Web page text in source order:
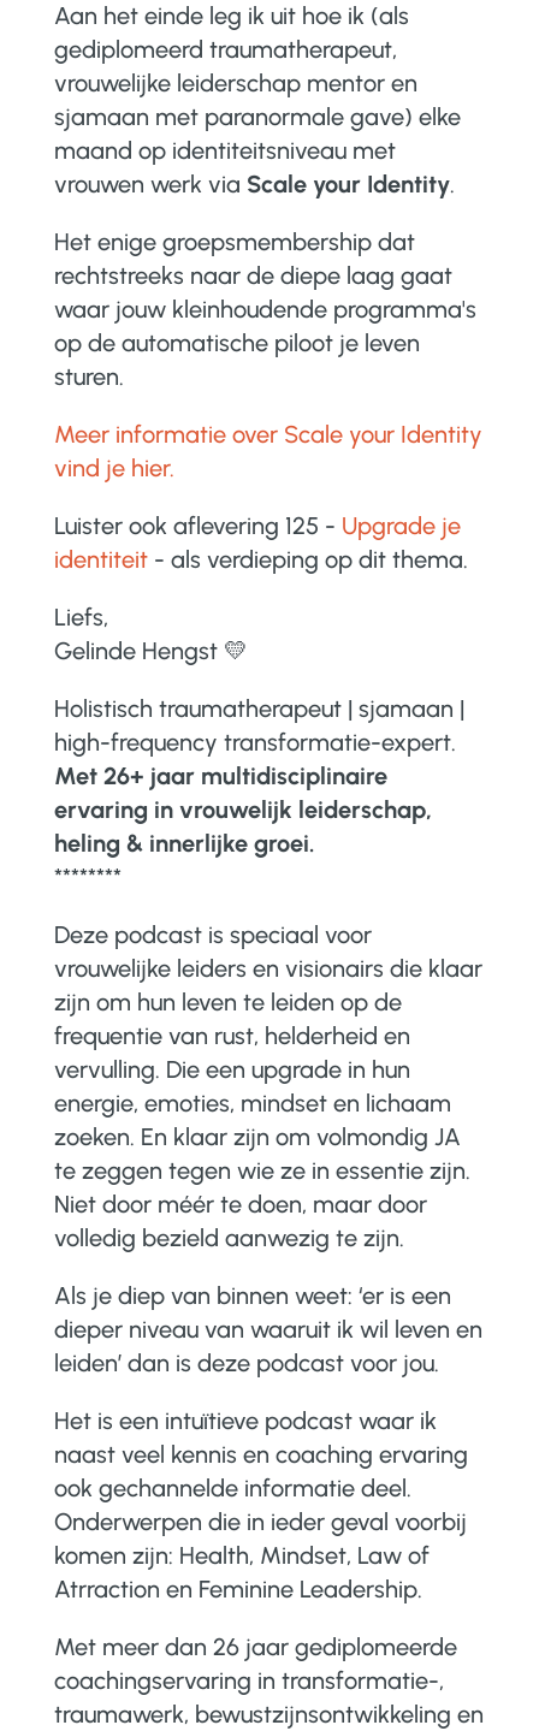
Aan het einde leg ik uit hoe ik (als
gediplomeerd traumatherapeut,
vrouwelijke leiderschap mentor en
sjamaan met paranormale gave) elke
maand op identiteitsniveau met
vrouwen werk via Scale your Identity.
Het enige groepsmembership dat
rechtstreeks naar de diepe laag gaat
waar jouw kleinhoudende programma's
op de automatische piloot je leven
sturen.
Meer informatie over Scale your Identity
vind je hier.
Luister ook aflevering 125 - Upgrade je
identiteit- als verdieping op dit thema.
Liefs,
Gelinde Hengst 💛
Holistisch traumatherapeut | sjamaan |
high-frequency transformatie-expert.
Met 26+ jaar multidisciplinaire
ervaring in vrouwelijk leiderschap,
heling & innerlijke groei.
********
Deze podcast is speciaal voor
vrouwelijke leiders en visionairs die klaar
zijn om hun leven te leiden op de
frequentie van rust, helderheid en
vervulling. Die een upgrade in hun
energie, emoties, mindset en lichaam
zoeken. En klaar zijn om volmondig JA
te zeggen tegen wie ze in essentie zijn.
Niet door méér te doen, maar door
volledig bezield aanwezig te zijn.
Als je diep van binnen weet: ‘er is een
dieper niveau van waaruit ik wil leven en
leiden’ dan is deze podcast voor jou.
Het is een intuïtieve podcast waar ik
naast veel kennis en coaching ervaring
ook gechannelde informatie deel.
Onderwerpen die in ieder geval voorbij
komen zijn: Health, Mindset, Law of
Atrraction en Feminine Leadership.
Met meer dan 26 jaar gediplomeerde
coachingservaring in transformatie-,
traumawerk, bewustzijnsontwikkeling en